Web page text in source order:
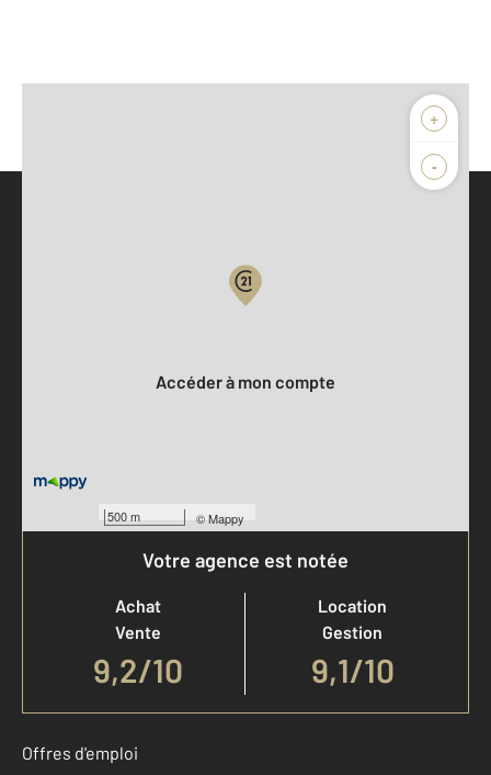
+
-
500 m ©Mappy
Accéder à mon compte
Votre agence est notée
Achat
Vente
9,2/10
Location
Gestion
9,1/10
Offres d'emploi